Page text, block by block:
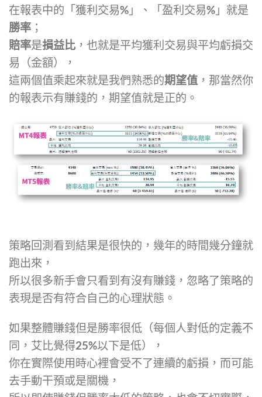
在報表中的「獲利交易%」、「盈利交易%」就是
勝率 ；
賠率是損益比，也就是平均獲利交易與平均虧損交
易（金額），
這兩個值乘起來就是我們熟悉的期望值 ，那當然你
的報表示有賺錢的，期望值就是正的。
策略回測看到結果是很快的，幾年的時間幾分鐘就
跑出來，
所以很多新手會只看到有沒有賺錢，忽略了策略的
表現是否有符合自己的心理狀態。
如果整體賺錢但是勝率很低（每個人對低的定義不
同，艾比覺得25%以下是低），
你在實際使用時心裡會受不了連續的虧損，而可能
去手動干預或是關機，